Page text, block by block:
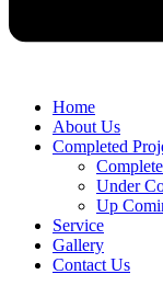
Home
About Us
Completed
Under
Up
Service
Gallery
Contact Us